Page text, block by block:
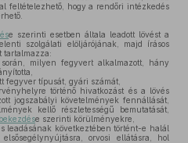
feltételezhető, hogy a rendőri intézkedés
e szerinti esetben általa leadott lövést a
szolgálati elöljárójának, majd írásos
tartalmazza:
milyen fegyvert alkalmazott, hány
fegyver típusát, gyári számát,
történő hivatkozást és a lövés
jogszabályi követelmények fennállását,
kellő részletességű bemutatását,
e szerinti körülményekre,
leadásának következtében történt-e halál
orvosi ellátásra, hol